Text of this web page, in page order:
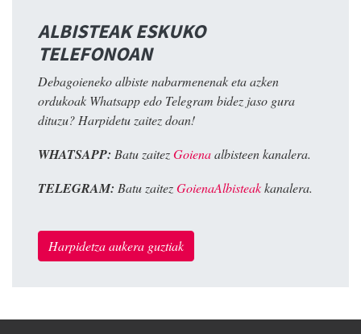
ALBISTEAK ESKUKO
TELEFONOAN
Debagoieneko albiste nabarmenenak eta azken
ordukoak Whatsapp edo Telegram bidez jaso gura
dituzu? Harpidetu zaitez doan!
WHATSAPP: Batu zaitezGoienaalbisteen kanalera.
TELEGRAM: Batu zaitezGoienaAlbisteakkanalera.
Harpidetza aukera guztiak